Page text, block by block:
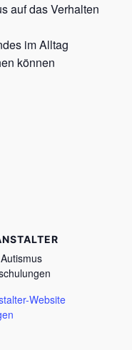
auf das Verhalten
im Alltag
können
Website